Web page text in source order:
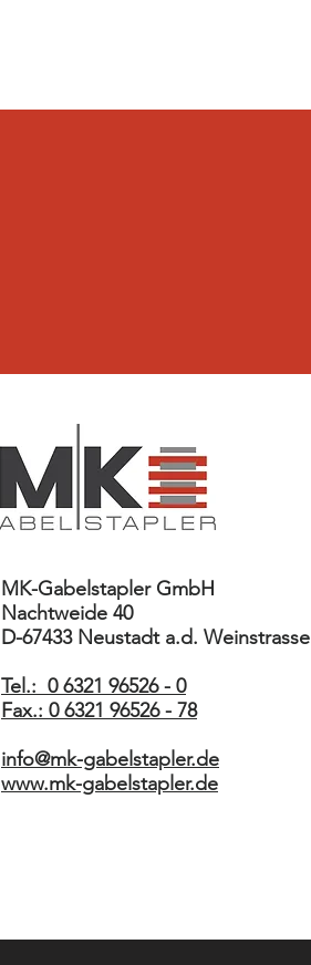
MK-Gabelstapler GmbH
Nachtweide 40
D-67433 Neustadt a.d. Weinstrasse
Tel.: 0 6321 96526 - 0
Fax.: 0 6321 96526 - 78
info@mk-gabelstapler.de
www.mk-gabelstapler.de